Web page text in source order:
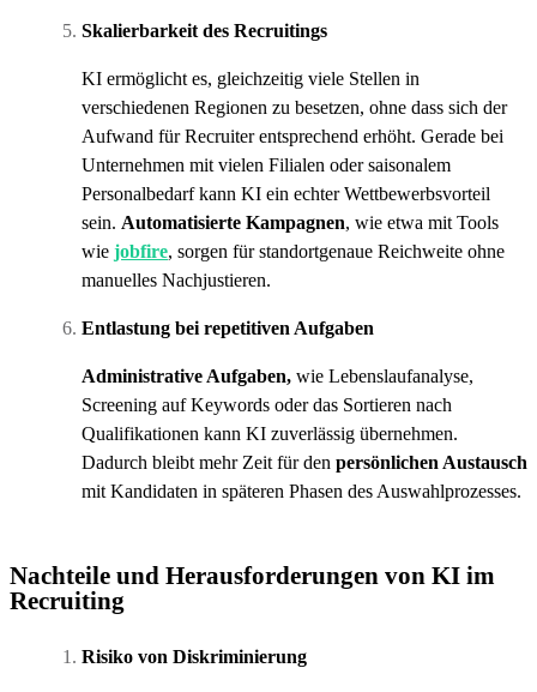
Skalierbarkeit des Recruitings
KI ermöglicht es, gleichzeitig viele Stellen in
verschiedenen Regionen zu besetzen, ohne dass sich der
Aufwand für Recruiter entsprechend erhöht. Gerade bei
Unternehmen mit vielen Filialen oder saisonalem
Personalbedarf kann KI ein echter Wettbewerbsvorteil
sein. Automatisierte Kampagnen, wie etwa mit Tools
wie jobfire, sorgen für standortgenaue Reichweite ohne
manuelles Nachjustieren.
Entlastung bei repetitiven Aufgaben
Administrative Aufgaben, wie Lebenslaufanalyse,
Screening auf Keywords oder das Sortieren nach
Qualifikationen kann KI zuverlässig übernehmen.
Dadurch bleibt mehr Zeit für den persönlichen Austausch
mit Kandidaten in späteren Phasen des Auswahlprozesses.
Nachteile und Herausforderungen von KI im
Recruiting
Risiko von Diskriminierung